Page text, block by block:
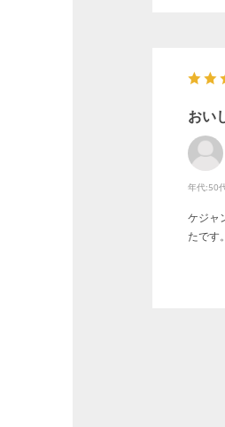
おい
年代:50
ケジャ
たです